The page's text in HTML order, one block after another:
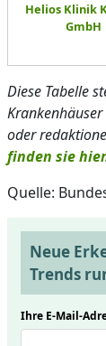
Helios Klinik
GmbH
Diese Tabelle
oder
finden sie
Quelle:
Neue
Trends
Ihre E-Mail-